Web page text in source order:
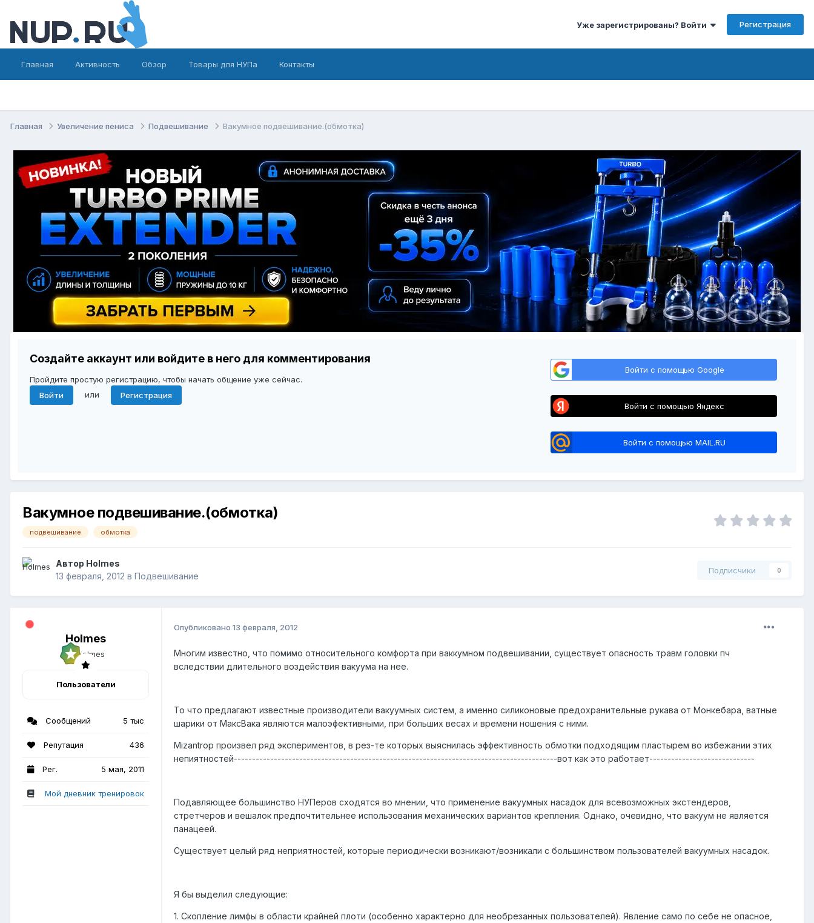
Уже зарегистрированы? Войти Регистрация
Главная Активность Обзор Товары для НУПа Контакты
Главная Увеличение пениса Подвешивание Вакумное подвешивание.(обмотка)
Создайте аккаунт или войдите в него для комментирования
Пройдите простую регистрацию, чтобы начать общение уже сейчас.
Войти
или Регистрация
Войти с помощью Google
Войти с помощью Яндекс
Войти с помощью MAIL.RU
Вакумное подвешивание.(обмотка)
подвешивание обмотка
Автор Holmes
13 февраля, 2012 в Подвешивание
Подписчики 0
Holmes
Пользователи
Сообщений 5 тыс
Репутация 436
Рег. 5 мая, 2011
Мой дневник тренировок
Опубликовано 13 февраля, 2012
Многим известно, что помимо относительного комфорта при ваккумном подвешивании, существует опасность травм головки пч
вследствии длительного воздействия вакуума на нее.
То что предлагают известные производители вакуумных систем, а именно силиконовые предохранительные рукава от Монкебара, ватные
шарики от МаксВака являются малоэфективными, при больших весах и времени ношения с ними.
Mizantrop произвел ряд экспериментов, в рез-те которых выяснилась эффективность обмотки подходящим пластырем во избежании этих
непиятностей-----------------------------------------------------------------------------------------вот как это работает-----------------------------
Подавляющее большинство НУПеров сходятся во мнении, что применение вакуумных насадок для всевозможных экстендеров,
стретчеров и вешалок предпочтительнее использования механических вариантов крепления. Однако, очевидно, что вакуум не является
панацеей.
Существует целый ряд неприятностей, которые периодически возникают/возникали с большинством пользователей вакуумных насадок.
Я бы выделил следующие:
1. Скопление лимфы в области крайней плоти (особенно характерно для необрезанных пользователей). Явление само по себе не опасное,